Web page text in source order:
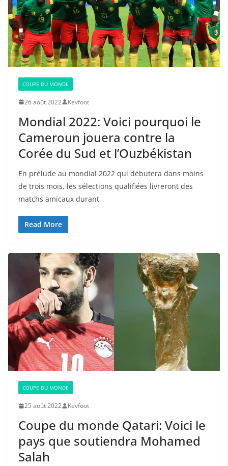
COUPE DU MONDE
26 août 2022 Kevfoot
Mondial 2022: Voici pourquoi le
Cameroun jouera contre la
Corée du Sud et l’Ouzbékistan
En prélude au mondial 2022 qui débutera dans moins
de trois mois, les sélections qualifiées livreront des
matchs amicaux durant
Read More
COUPE DU MONDE
25 août 2022 Kevfoot
Coupe du monde Qatari: Voici le
pays que soutiendra Mohamed
Salah